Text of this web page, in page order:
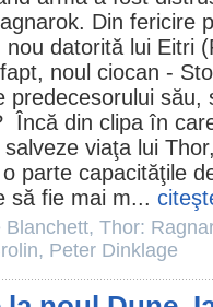
. Din fericire
datorită lui Eitri (
noul ciocan -
predecesorului său,
Încă din clipa în
viaţa lui
parte capacităţile
să fie mai m...
Blanchett, Thor:
, Peter Dinklage